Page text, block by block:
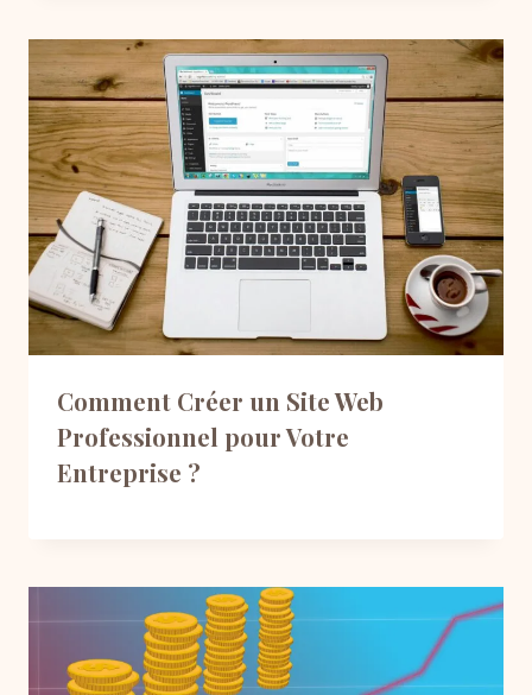
Comment Créer un Site Web
Professionnel pour Votre
Entreprise ?